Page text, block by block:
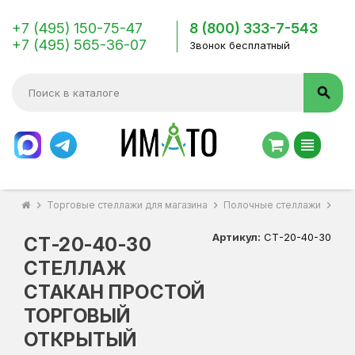
+7 (495) 150-75-47
+7 (495) 565-36-07
8 (800) 333-7-543
Звонок бесплатный
search
view_headline
chevron_right Торговые стеллажи для магазина chevron_right Полочные стеллажи chevron_right
СТ-20-40-30
СТЕЛЛАЖ
СТАКАН ПРОСТОЙ
ТОРГОВЫЙ
ОТКРЫТЫЙ
Артикул: СТ-20-40-30